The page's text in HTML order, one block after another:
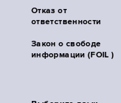
Отказ от
ответственности
Закон о свободе
информации (FOIL )